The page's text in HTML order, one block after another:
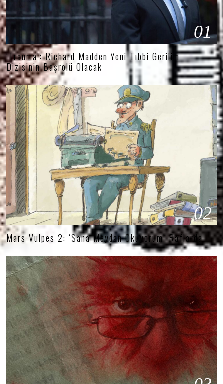
01
‘Trauma’: Richard Madden Yeni Tıbbi Gerilim
Dizisinin Başrolü Olacak
02
Mars Vulpes 2: ‘Sana Meydan Okuyorum’ Raflarda